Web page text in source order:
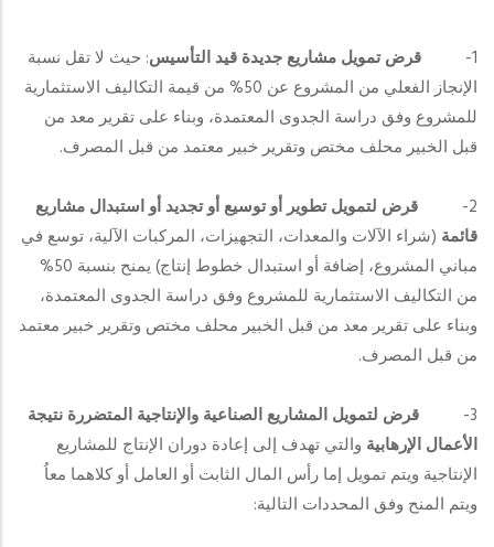
1- قرض تمويل مشاريع جديدة قيد التأسيس: حيث لا تقل نسبة
الإنجاز الفعلي من المشروع عن 50% من قيمة التكاليف الاستثمارية
للمشروع وفق دراسة الجدوى المعتمدة، وبناء على تقرير معد من
قبل الخبير محلف مختص وتقرير خبير معتمد من قبل المصرف.
2-
قرض لتمويل تطوير أو توسيع أو تجديد أو استبدال مشاريع
قائمة (شراء الآلات والمعدات، التجهيزات، المركبات الآلية، توسع في
مباني المشروع، إضافة أو استبدال خطوط إنتاج) يمنح بنسبة 50%
من التكاليف الاستثمارية للمشروع وفق دراسة الجدوى المعتمدة،
وبناء على تقرير معد من قبل الخبير محلف مختص وتقرير خبير معتمد
من قبل المصرف.
3-
قرض لتمويل المشاريع الصناعية والإنتاجية المتضررة نتيجة
الأعمال الإرهابية والتي تهدف إلى إعادة دوران الإنتاج للمشاريع
الإنتاجية ويتم تمويل إما رأس المال الثابت أو العامل أو كلاهما معاُ
ويتم المنح وفق المحددات التالية: